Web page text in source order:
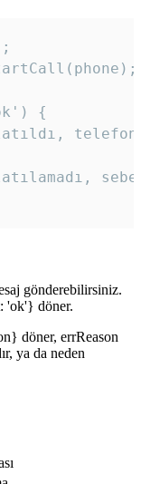
{
gönderebilirsiniz.
'ok'} döner.
döner, errReason
ya da neden